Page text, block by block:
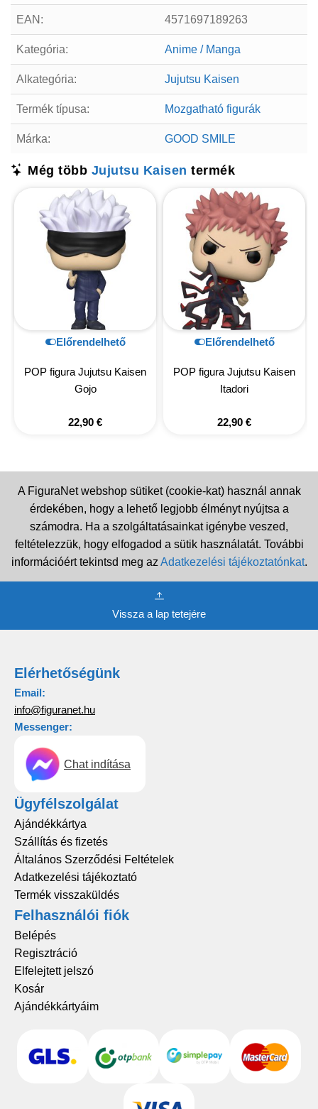
EAN: 4571697189263
Kategória: Anime / Manga
Alkategória: Jujutsu Kaisen
Termék típusa: Mozgatható figurák
Márka: GOOD SMILE
Még több Jujutsu Kaisen termék
Előrendelhető
POP figura Jujutsu Kaisen
Gojo
22,90 €
Előrendelhető
POP figura Jujutsu Kaisen
Itadori
22,90 €
A FiguraNet webshop sütiket (cookie-kat) használ annak
érdekében, hogy a lehető legjobb élményt nyújtsa a
számodra. Ha a szolgáltatásainkat igénybe veszed,
feltételezzük, hogy elfogadod a sütik használatát. További
információért tekintsd meg az Adatkezelési tájékoztatónkat.
Vissza a lap tetejére
Elérhetőségünk
Email:
info@figuranet.hu
Messenger:
Chat indítása
Ügyfélszolgálat
Ajándékkártya
Szállítás és fizetés
Általános Szerződési Feltételek
Adatkezelési tájékoztató
Termék visszaküldés
Felhasználói fiók
Belépés
Regisztráció
Elfelejtett jelszó
Kosár
Ajándékkártyáim